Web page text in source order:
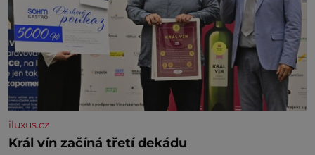
iluxus.cz
Král vín začíná třetí dekádu